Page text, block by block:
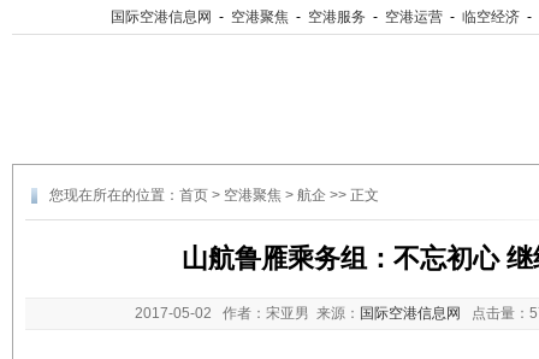
国际空港信息网 - 空港聚焦 - 空港服务 - 空港运营 - 临空经济 -
您现在所在的位置： 首页 > 空港聚焦 > 航企 >> 正文
山航鲁雁乘务组：不忘初心
2017-05-02 作者：宋亚男 来源： 国际空港信息网 点击量：